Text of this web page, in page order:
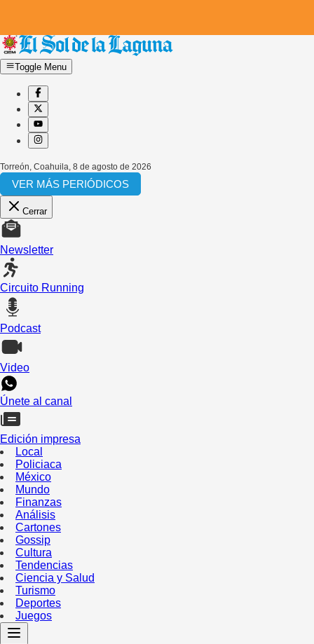
Toggle Menu
Torreón, Coahuila 8 de agosto de 2026
VER MÁS PERIÓDICOS
Cerrar
Newsletter
Circuito Running
Podcast
Video
Únete al canal
Edición impresa
Local
Policiaca
México
Mundo
Finanzas
Análisis
Cartones
Gossip
Cultura
Tendencias
Ciencia y Salud
Turismo
Deportes
Juegos